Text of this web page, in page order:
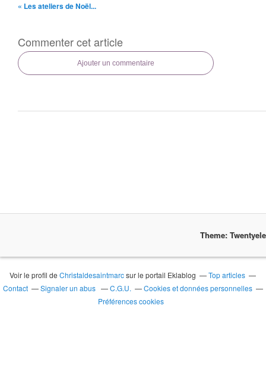
« Les ateliers de Noël...
Commenter cet article
Ajouter un commentaire
Theme:
Voir le profil deChristaldesaintmarcsur le portail Eklablog
Top articles
Contact
Signaler un abus C.G.U.
Cookies et données personnelles
Préférences cookies